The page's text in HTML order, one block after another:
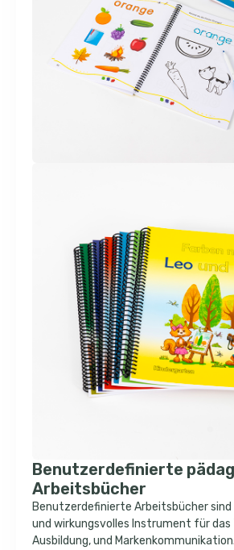
Benutzerdefinierte
Arbeitsbücher
Benutzerdefinierte Arbeitsbücher
und wirkungsvolles Instrument für das
Ausbildung, und